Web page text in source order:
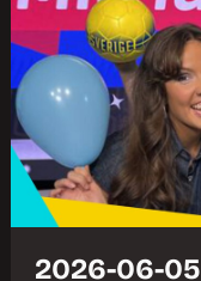
2026-06-05